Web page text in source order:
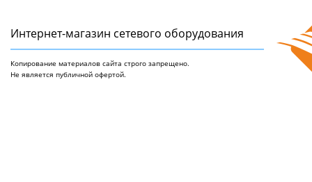
Интернет-магазин сетeвого оборудования
Копирование материалов сайта строго запрещено.
Не является публичной офертой.